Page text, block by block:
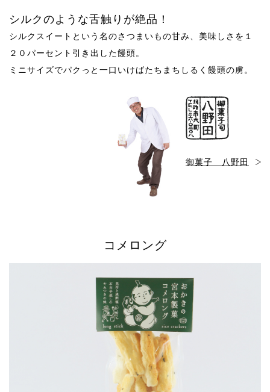
シルクのような舌触りが絶品！
シルクスイートという名のさつまいもの甘み、美味しさを１
２０パーセント引き出した饅頭。
ミニサイズでパクっと一口いけばたちまちしるく饅頭の虜。
御菓子 八野田
コメロング